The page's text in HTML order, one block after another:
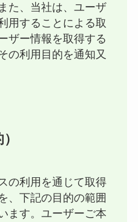
た、当社は、ユーザ
用することによる取
ザー情報を取得する
の利用目的を通知又
の利用を通じて取得
、下記の目的の範囲
ます。ユーザーご本